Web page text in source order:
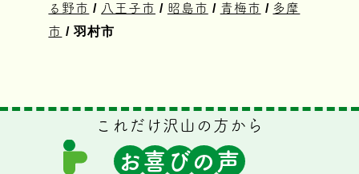
る野市 / 八王子市 / 昭島市 / 青梅市 / 多摩
市 / 羽村市
これだけ沢山の方から
お 喜 び の 声